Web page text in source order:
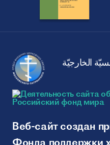
الخارجيّة
Веб-сайт создан
Фонда поддержки